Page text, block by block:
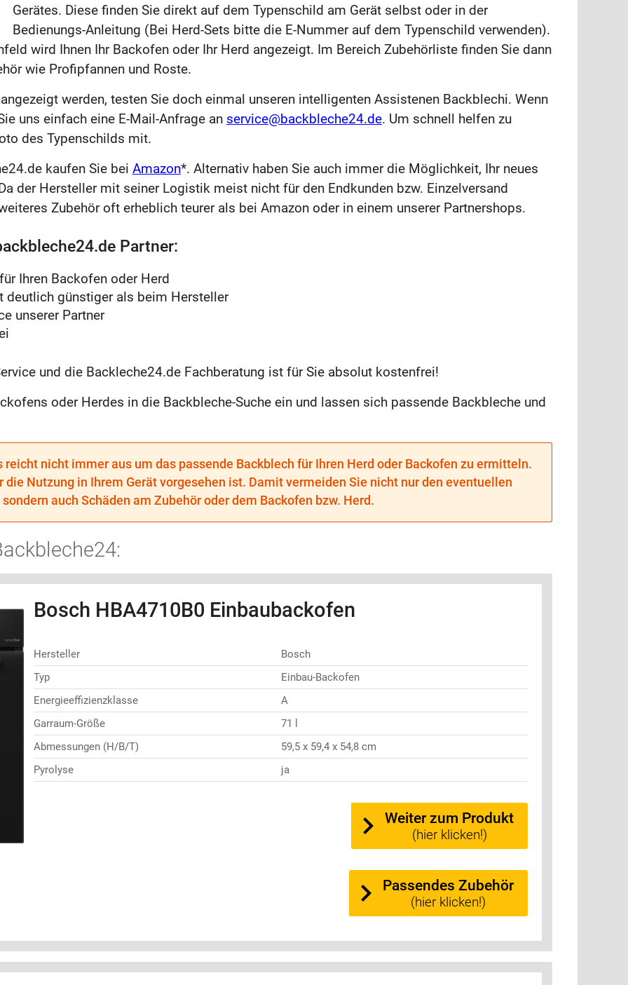
Gerätes. Diese finden Sie direkt auf dem Typenschild am Gerät selbst oder in der
Bedienungs-Anleitung (Bei Herd-Sets bitte die E-Nummer auf dem Typenschild verwenden).
wird Ihnen Ihr Backofen oder Ihr Herd angezeigt. Im Bereich Zubehörliste finden Sie dann
wie Profipfannen und Roste.
werden, testen Sie doch einmal unseren intelligenten Assistenen Backblechi. Wenn
uns einfach eine E-Mail-Anfrage an service@backbleche24.de. Um schnell helfen zu
des Typenschilds mit.
kaufen Sie bei Amazon*. Alternativ haben Sie auch immer die Möglichkeit, Ihr neues
der Hersteller mit seiner Logistik meist nicht für den Endkunden bzw. Einzelversand
Zubehör oft erheblich teurer als bei Amazon oder in einem unserer Partnershops.
Partner:
Ihren Backofen oder Herd
deutlich günstiger als beim Hersteller
unserer Partner
und die Backleche24.de Fachberatung ist für Sie absolut kostenfrei!
oder Herdes in die Backbleche-Suche ein und lassen sich passende Backbleche und
nicht immer aus um das passende Backblech für Ihren Herd oder Backofen zu ermitteln.
die Nutzung in Ihrem Gerät vorgesehen ist. Damit vermeiden Sie nicht nur den eventuellen
auch Schäden am Zubehör oder dem Backofen bzw. Herd.
Bosch HBA4710B0 Einbaubackofen
Hersteller
Bosch
Typ
Einbau-Backofen
Energieeffizienzklasse
A
Garraum-Größe
71 l
Abmessungen (H/B/T)
59,5 x 59,4 x 54,8 cm
Pyrolyse
ja
Weiter zum Produkt
(hier klicken!)
Passendes Zubehör
(hier klicken!)